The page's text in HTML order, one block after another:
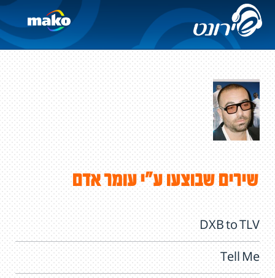
שירים שבוצעו ע"י עומר אדם
DXB to TLV
Tell Me